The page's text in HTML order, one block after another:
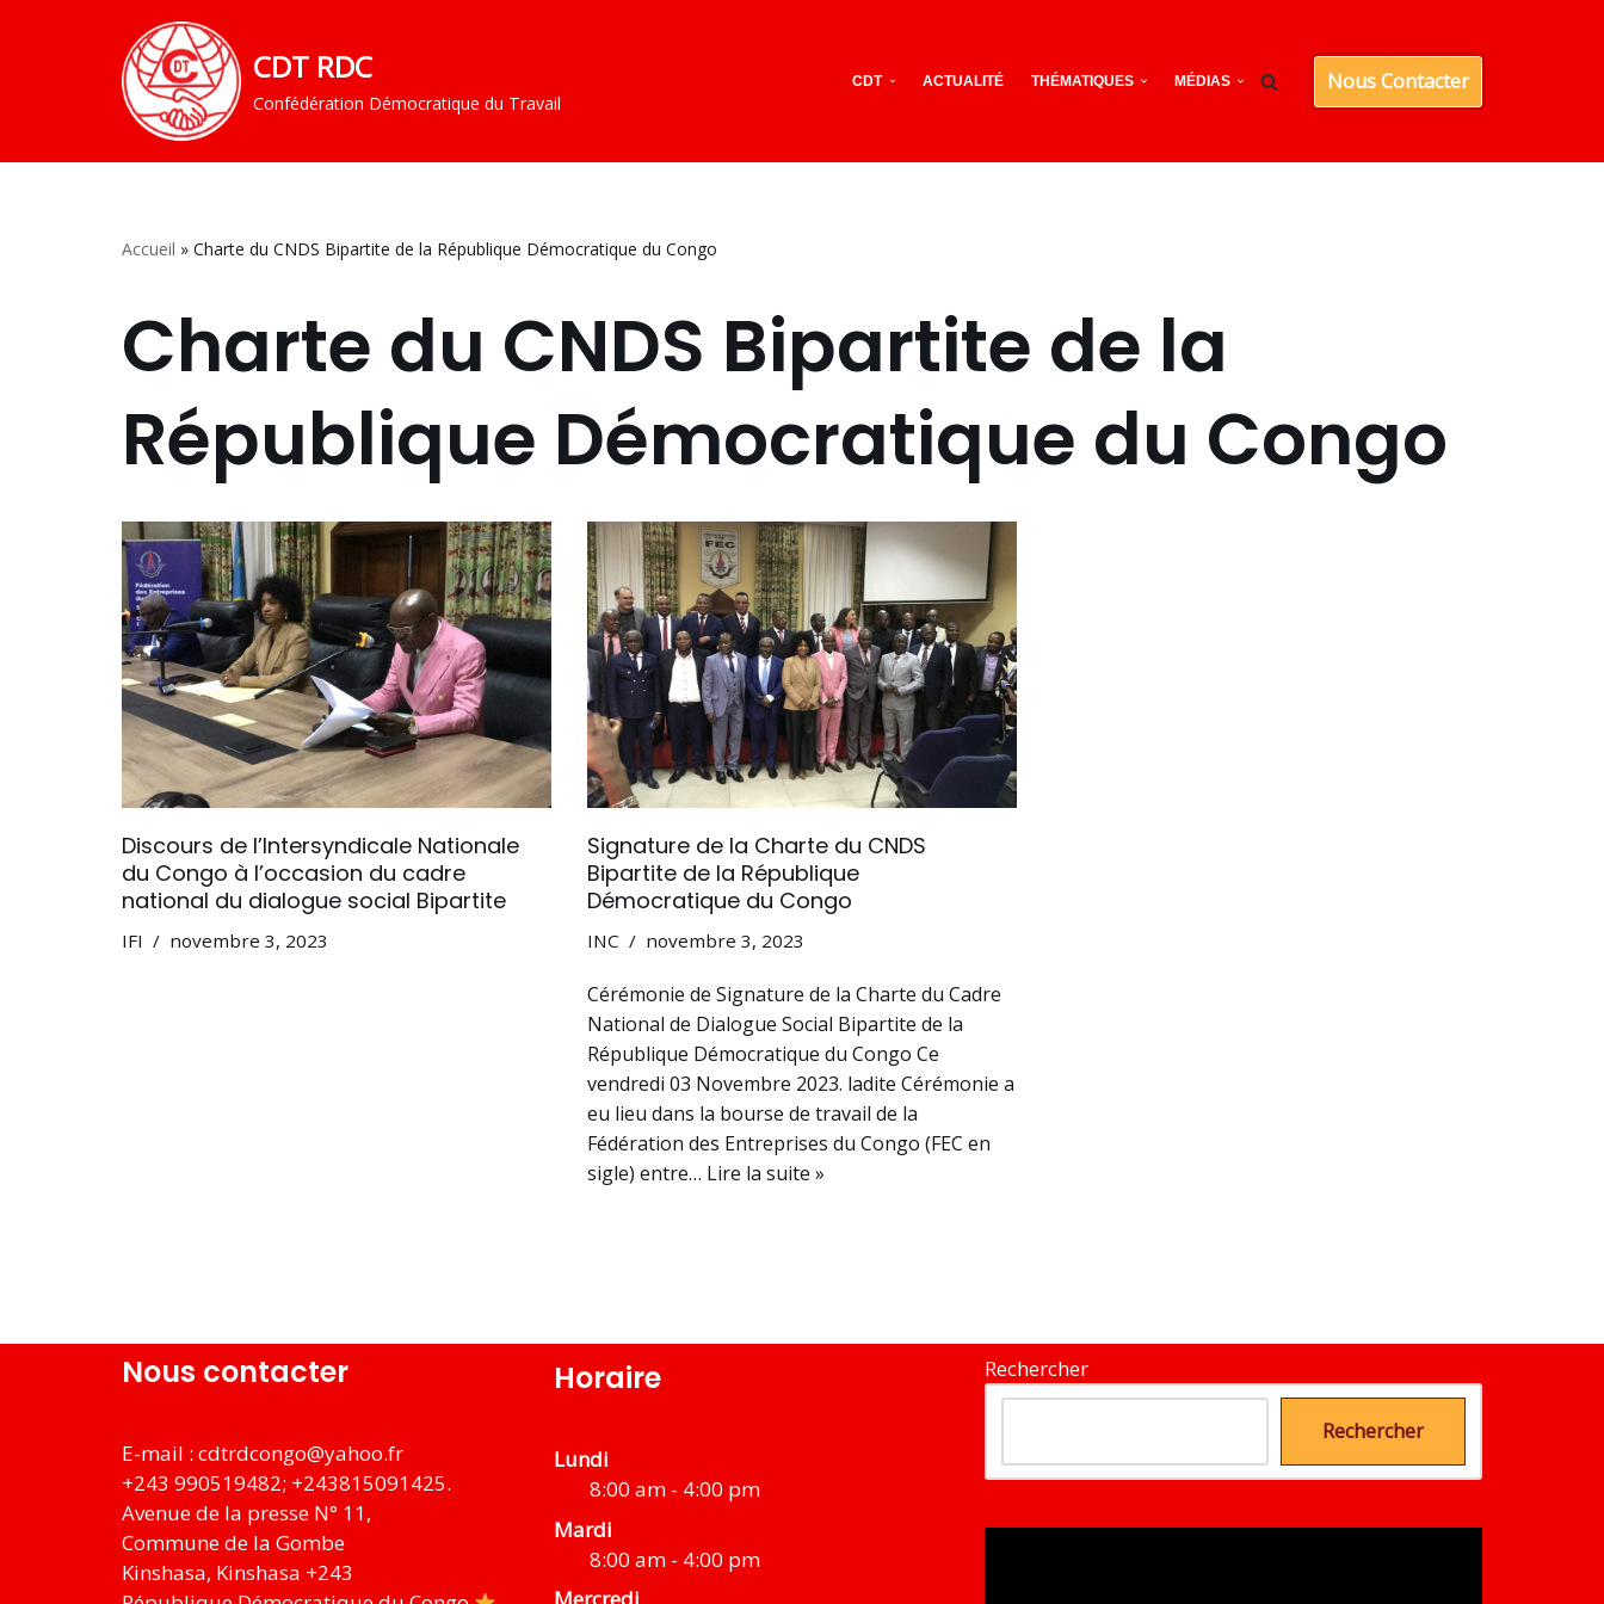
CDT RDC
Confédération Démocratique du Travail
CDT ACTUALITÉ THÉMATIQUES MÉDIAS Nous Contacter
Accueil » Charte du CNDS Bipartite de la République Démocratique du Congo
Charte du CNDS Bipartite de la
République Démocratique du Congo
Discours de l’Intersyndicale Nationale
du Congo à l’occasion du cadre
national du dialogue social Bipartite
IFI novembre 3, 2023
Signature de la Charte du CNDS
Bipartite de la République
Démocratique du Congo
INC novembre 3, 2023
Cérémonie de Signature de la Charte du Cadre
National de Dialogue Social Bipartite de la
République Démocratique du Congo Ce
vendredi 03 Novembre 2023. ladite Cérémonie a
eu lieu dans la bourse de travail de la
Fédération des Entreprises du Congo (FEC en
sigle) entre… Lire la suite »
Nous contacter
E-mail : cdtrdcongo@yahoo.fr
+243 990519482; +243815091425.
Avenue de la presse N° 11,
Commune de la Gombe
Kinshasa, Kinshasa +243
Horaire
Lundi
8:00 am - 4:00 pm
Mardi
8:00 am - 4:00 pm
Rechercher
Rechercher